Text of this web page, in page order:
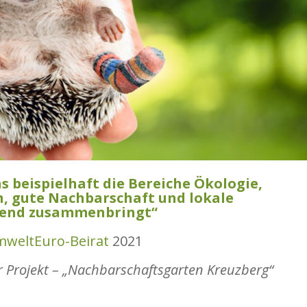
beispielhaft die Bereiche Ökologie,
gute Nachbarschaft und lokale
zusammenbringt“
Beirat 2021
– „Nachbarschaftsgarten Kreuzberg“